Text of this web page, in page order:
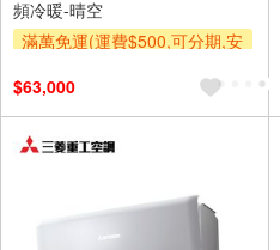
頻冷暖-晴空
滿萬免運(運費$500,可分期,安
及使用6期以上分期0利率,需付
基本安裝運費)
滿額折$500
$63,000